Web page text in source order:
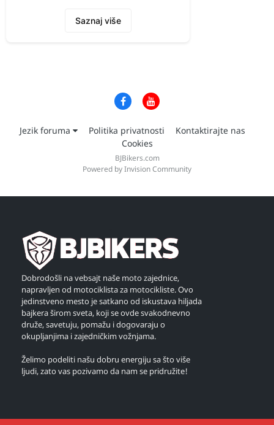
Saznaj više
Jezik foruma Politika privatnosti
Kontaktirajte nas
Cookies
BJBikers.com
Powered by Invision Community
Dobrodošli na vebsajt naše moto zajednice,
napravljen od motociklista za motocikliste. Ovo
jedinstveno mesto je satkano od iskustava hiljada
bajkera širom sveta, koji se ovde svakodnevno
druže, savetuju, pomažu i dogovaraju o
okupljanjima i zajedničkim vožnjama.
Želimo podeliti našu dobru energiju sa što više
ljudi, zato vas pozivamo da nam se pridružite!